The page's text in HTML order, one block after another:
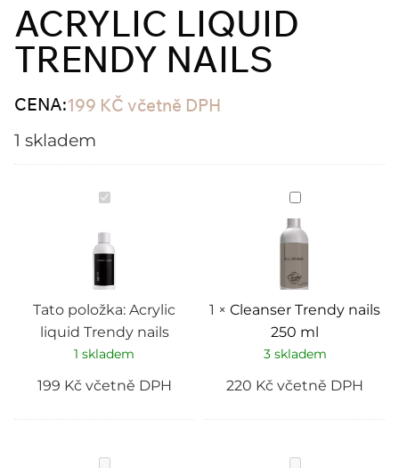
ACRYLIC LIQUID
TRENDY NAILS
CENA:199 KČ včetně DPH
1 skladem
Acrylic
liquid
nails
Tato položka: Acrylic
liquid Trendy nails
1 skladem
199 Kč včetně DPH
Cleanser
Trendy
nails
250
1 × Cleanser Trendy nails
250 ml
3 skladem
220 Kč včetně DPH
Luxusni
Gel